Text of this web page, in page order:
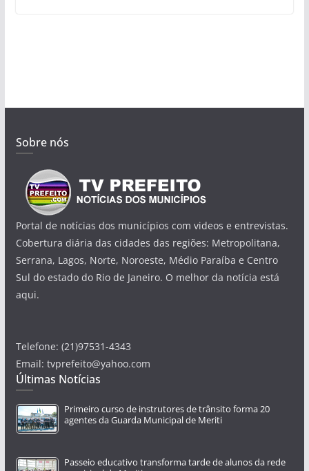
Sobre nós
Portal de notícias dos municípios com videos e entrevistas.
Cobertura diária das cidades das regiões: Metropolitana,
Serrana, Lagos, Norte, Noroeste, Médio Paraíba e Centro
Sul do estado do Rio de Janeiro. O melhor da notícia está
aqui.
Telefone: (21)97531-4343
Email: tvprefeito@yahoo.com
Últimas Notícias
Primeiro curso de instrutores de trânsito forma 20
agentes da Guarda Municipal de Meriti
Passeio educativo transforma tarde de alunos da rede